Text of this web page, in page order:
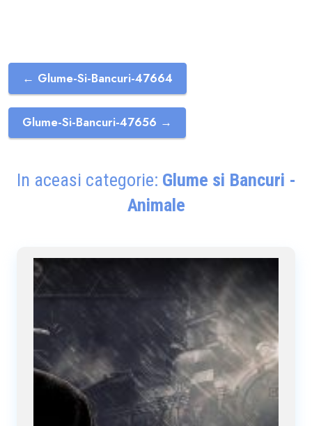
← Glume-Si-Bancuri-47664
Glume-Si-Bancuri-47656 →
In aceasi categorie: Glume si Bancuri -
Animale